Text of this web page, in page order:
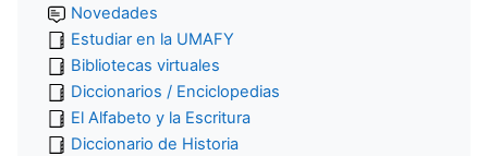
Novedades
Estudiar en la UMAFY
Bibliotecas virtuales
Diccionarios / Enciclopedias
El Alfabeto y la Escritura
Diccionario de Historia